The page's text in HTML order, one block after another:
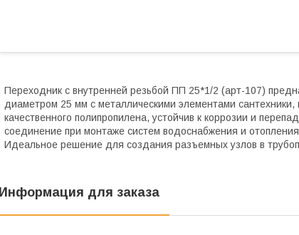
Переходник с внутренней резьбой ПП 25*1/2 (арт-107)
диаметром 25 мм с металлическими элементами
качественного полипропилена, устойчив к коррозии и
соединение при монтаже систем водоснабжения и
Идеальное решение для создания разъемных узлов в
Информация для заказа